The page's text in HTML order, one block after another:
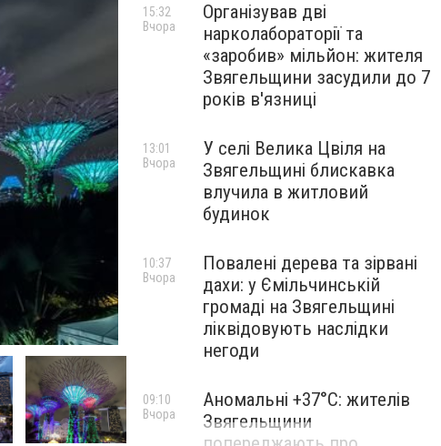
Приголомшливі новорічні сади (Фото) (фото) -
Організував дві
нарколабораторії та
«заробив» мільйон: жителя
Звягельщини засудили до 7
років в'язниці
15:32
Вчора
У селі Велика Цвіля на
Звягельщині блискавка
влучила в житловий
будинок
13:01
Вчора
Повалені дерева та зірвані
дахи: у Ємільчинській
громаді на Звягельщині
ліквідовують наслідки
негоди
10:37
Вчора
Аномальні +37°C: жителів
Звягельщини
09:10
Вчора